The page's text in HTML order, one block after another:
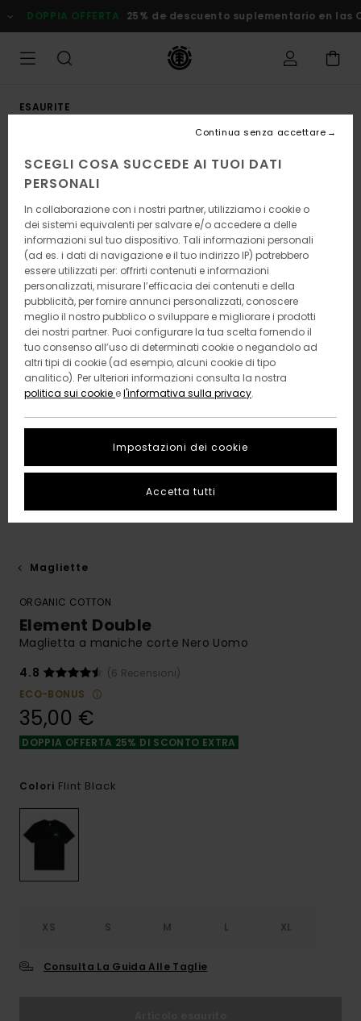
alle
informazioni
prodotto
OFFERTA 25% de descuento suplementario en las
ESAURITE
Magliette
ORGANIC COTTON
Element Double
Maglietta a maniche corte Nero Uomo
4.8
(6 Recensioni)
ECO-BONUS
35,00 €
DOPPIA OFFERTA 25% DI SCONTO EXTRA
Colori Flint Black
XS S M L XL
Consulta La Guida Alle Taglie
SCEGLI COSA SUCCEDE AI TUOI DATI
PERSONALI
In collaborazione con i nostri partner, utilizziamo i cookie o
dei sistemi equivalenti per salvare e/o accedere a delle
informazioni sul tuo dispositivo. Tali informazioni personali
(ad es. i dati di navigazione e il tuo indirizzo IP) potrebbero
essere utilizzati per: offrirti contenuti e informazioni
personalizzati, misurare l’efficacia dei contenuti e della
pubblicità, per fornire annunci personalizzati, conoscere
meglio il nostro pubblico o sviluppare e migliorare i prodotti
dei nostri partner. Puoi configurare la tua scelta fornendo il
tuo consenso all’uso di determinati cookie o negandolo ad
altri tipi di cookie (ad esempio, alcuni cookie di tipo
analitico). Per ulteriori informazioni consulta la nostra
politica sui cookie el'informativa sulla privacy.
Impostazioni dei cookie
Continua senza accettare
Accetta tutti